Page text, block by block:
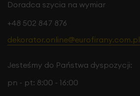
Doradca szycia na wymiar
+48 502 847 876
dekorator.online@eurofirany.com.pl
Jesteśmy do Państwa dyspozycji:
pn - pt: 8:00 - 16:00